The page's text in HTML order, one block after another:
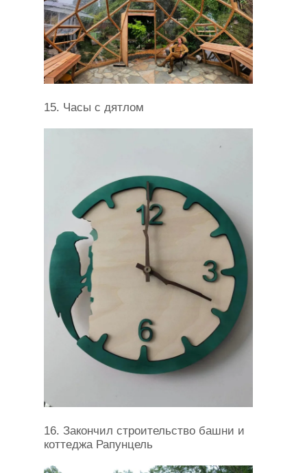
15. Часы с дятлом
16. Закончил строительство башни и
коттеджа Рапунцель